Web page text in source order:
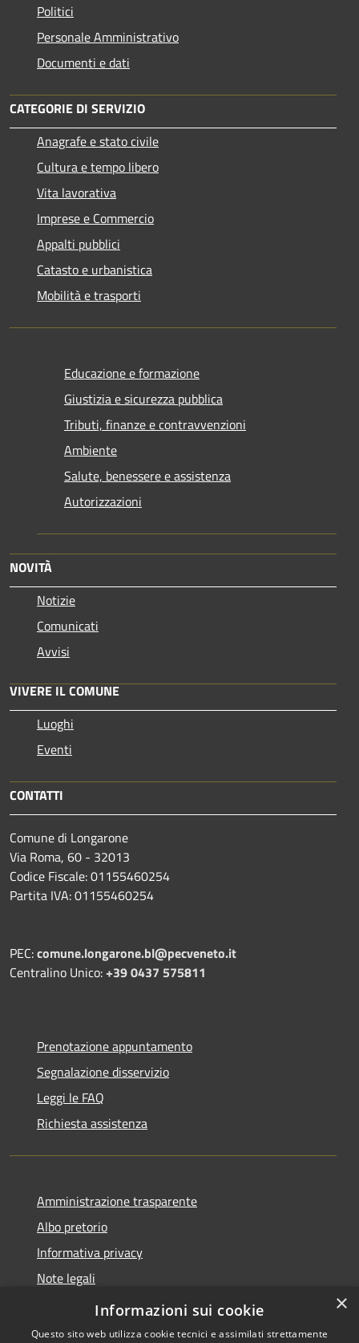
Politici
Personale Amministrativo
Documenti e dati
CATEGORIE DI SERVIZIO
Anagrafe e stato civile
Cultura e tempo libero
Vita lavorativa
Imprese e Commercio
Appalti pubblici
Catasto e urbanistica
Mobilità e trasporti
Educazione e formazione
Giustizia e sicurezza pubblica
Tributi, finanze e contravvenzioni
Ambiente
Salute, benessere e assistenza
Autorizzazioni
NOVITÀ
Notizie
Comunicati
Avvisi
VIVERE IL COMUNE
Luoghi
Eventi
CONTATTI
Comune di Longarone
Via Roma, 60 - 32013
Codice Fiscale: 01155460254
Partita IVA: 01155460254
PEC:comune.longarone.bl@pecveneto.it
Centralino Unico:+39 0437 575811
Prenotazione appuntamento
Segnalazione disservizio
Leggi le FAQ
Richiesta assistenza
Amministrazione trasparente
Albo pretorio
Informativa privacy
Note legali
Dichiarazione di accessibilità
×
Informazioni sui cookie
Questo sito web utilizza cookie tecnici e assimilati strettamente